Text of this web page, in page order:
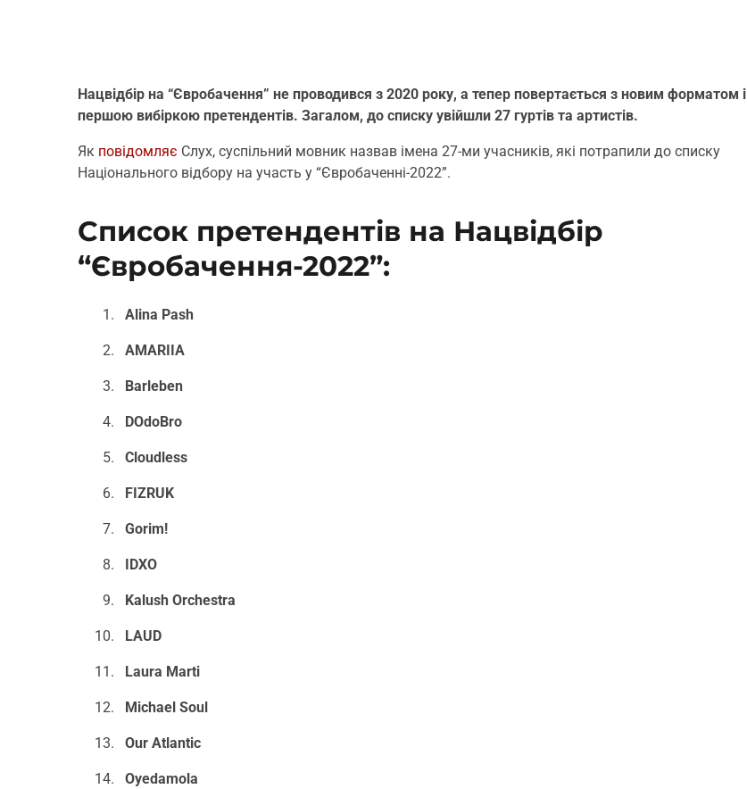
Нацвідбір на “Євробачення” не проводився з 2020 року, а тепер повертається з новим форматом і
першою вибіркою претендентів. Загалом, до списку увійшли 27 гуртів та артистів.
Як повідомляє Слух, суспільний мовник назвав імена 27-ми учасників, які потрапили до списку
Національного відбору на участь у “Євробаченні-2022”.
Список претендентів на Нацвідбір
“Євробачення-2022”:
Alina Pash
AMARIIA
Barleben
DOdoBro
Cloudless
FIZRUK
Gorim!
IDXO
Kalush Orchestra
LAUD
Laura Marti
Michael Soul
Our Atlantic
Oyedamola